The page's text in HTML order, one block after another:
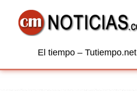
El tiempo – Tutiempo.net